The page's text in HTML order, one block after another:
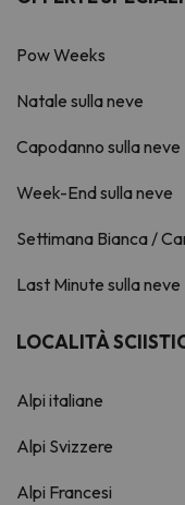
Pow Weeks
Natale sulla neve
Capodanno sulla neve
Week-End sulla neve
Settimana Bianca /
Last Minute sulla neve
LOCALITÀ
Alpi italiane
Alpi Svizzere
Alpi Francesi